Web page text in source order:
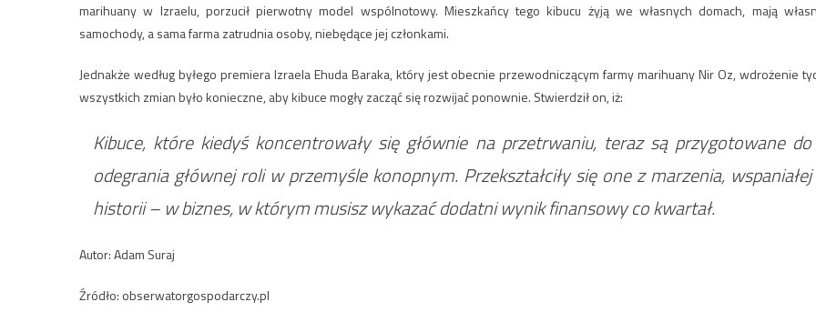
marihuany w Izraelu, porzucił pierwotny model wspólnotowy. Mieszkańcy tego kibucu żyją we własnych domach, mają
samochody, a sama farma zatrudnia osoby, niebędące jej członkami.
Jednakże według byłego premiera Izraela Ehuda Baraka, który jest obecnie przewodniczącym farmy marihuany Nir Oz, wdrożenie
wszystkich zmian było konieczne, aby kibuce mogły zacząć się rozwijać ponownie. Stwierdził on, iż:
Kibuce, które kiedyś koncentrowały się głównie na przetrwaniu, teraz są przygotowane do
odegrania głównej roli w przemyśle konopnym. Przekształciły się one z marzenia, wspaniałej
historii – w biznes, w którym musisz wykazać dodatni wynik finansowy co kwartał.
Autor: Adam Suraj
Źródło: obserwatorgospodarczy.pl